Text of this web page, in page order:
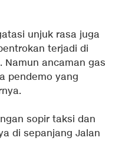
unjuk rasa juga
terjadi di
Namun ancaman gas
pendemo yang
sopir taksi dan
di sepanjang Jalan